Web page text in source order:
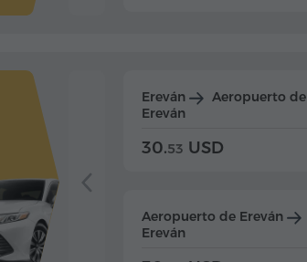
Ereván
Aeropuerto de
Ereván
30.53 USD
Aeropuerto de Ereván
Ereván